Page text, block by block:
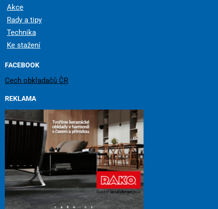
Akce
Rady a tipy
Technika
Ke stažení
FACEBOOK
Cech obkladačů ČR
REKLAMA